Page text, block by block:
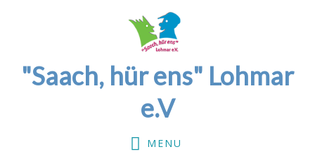
"Saach, hür ens" Lohmar
e.V
MENU